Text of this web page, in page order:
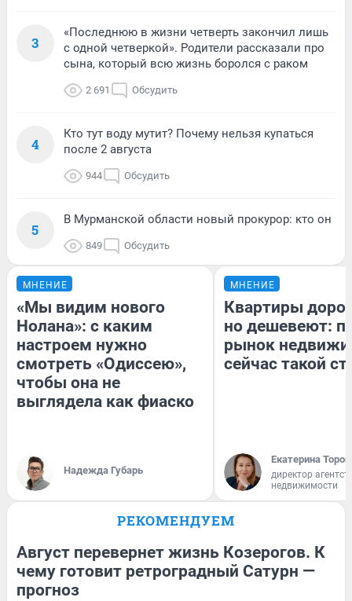
3
«Последнюю в жизни четверть закончил лишь
с одной четверкой». Родители рассказали про
сына, который всю жизнь боролся с раком
2 691 Обсудить
4
Кто тут воду мутит? Почему нельзя купаться
после 2 августа
944 Обсудить
5
В Мурманской области новый прокурор: кто он
849 Обсудить
МНЕНИЕ
«Мы видим нового
Нолана»: с каким
настроем нужно
смотреть «Одиссею»,
чтобы она не
выглядела как фиаско
Надежда Губарь
МНЕНИЕ
Квартиры
но дешевеют:
рынок
сейчас такой
Екатерина
директор
недвижимости
РЕКОМЕНДУЕМ
Август перевернет жизнь Козерогов. К
чему готовит ретроградный Сатурн —
прогноз